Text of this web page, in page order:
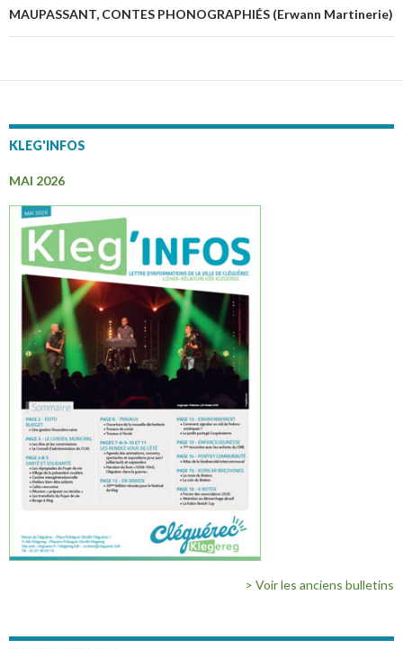
MAUPASSANT, CONTES PHONOGRAPHIÉS (Erwann Martinerie)
KLEG'INFOS
MAI 2026
> Voir les anciens bulletins